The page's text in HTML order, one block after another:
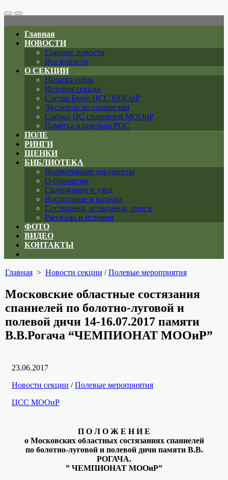
Search
Toggle
Меню
Главная
НОВОСТИ
Главные новости
Все новости
О СЕКЦИИ
Натаска собак
История секции
Состав Бюро ЦСС МООиР
Эксперты по спаниелям
Собаки ЦС спаниелей МООиР
Памятка владельца РОС
ПОЛЕ
РИНГИ
ЩЕНКИ
БИБЛИОТЕКА
Нормативные документы
О спаниелях
Содержание и уход
Воспитание и натаска
Состязания, испытания, ринги
Рассказы и истории
ФОТО
ВИДЕО
КОНТАКТЫ
menu
Главная> Новости секции /Полевые мероприятия
Московские областные состязания
спаниелей по болотно-луговой и
полевой дичи 14-16.07.2017 памяти
В.В.Рогача “ЧЕМПИОНАТ МООиР”
Дата
23.06.2017
Рубрики
Новости секции /Полевые мероприятия
Автор
ЦСС МООиР
П О Л О Ж Е Н И Е
о Московских областных состязаниях спаниелей
по болотно-луговой и полевой дичи памяти В.В.
РОГАЧА.
” ЧЕМПИОНАТ МООиР”